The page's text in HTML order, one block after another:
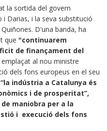
la sortida del govern
Darias, i la seva substitució
D'una banda, ha
que "continuarem
de finançament del
emplaçat al nou ministre
dels fons europeus en el seu
“la indústria a Catalunya és
i de prosperitat”,
maniobra per a la
i execució dels fons